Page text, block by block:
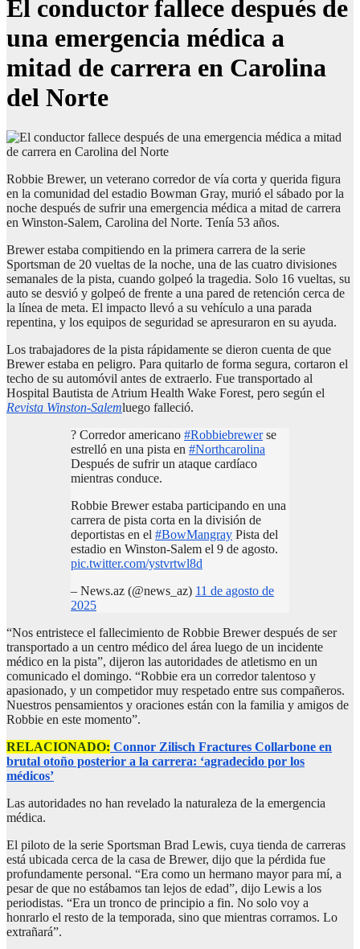
El conductor fallece después de
una emergencia médica a
mitad de carrera en Carolina
del Norte
Robbie Brewer, un veterano corredor de vía corta y querida figura
en la comunidad del estadio Bowman Gray, murió el sábado por la
noche después de sufrir una emergencia médica a mitad de carrera
en Winston-Salem, Carolina del Norte. Tenía 53 años.
Brewer estaba compitiendo en la primera carrera de la serie
Sportsman de 20 vueltas de la noche, una de las cuatro divisiones
semanales de la pista, cuando golpeó la tragedia. Solo 16 vueltas, su
auto se desvió y golpeó de frente a una pared de retención cerca de
la línea de meta. El impacto llevó a su vehículo a una parada
repentina, y los equipos de seguridad se apresuraron en su ayuda.
Los trabajadores de la pista rápidamente se dieron cuenta de que
Brewer estaba en peligro. Para quitarlo de forma segura, cortaron el
techo de su automóvil antes de extraerlo. Fue transportado al
Hospital Bautista de Atrium Health Wake Forest, pero según el
Revista Winston-Salemluego falleció.
? Corredor americano #Robbiebrewerse
estrelló en una pista en #Northcarolina
Después de sufrir un ataque cardíaco
mientras conduce.
Robbie Brewer estaba participando en una
carrera de pista corta en la división de
deportistas en el #BowMangray Pista del
estadio en Winston-Salem el 9 de agosto.
pic.twitter.com/ystvrtwl8d
– News.az (@news_az) 11 de agosto de
2025
“Nos entristece el fallecimiento de Robbie Brewer después de ser
transportado a un centro médico del área luego de un incidente
médico en la pista”, dijeron las autoridades de atletismo en un
comunicado el domingo. “Robbie era un corredor talentoso y
apasionado, y un competidor muy respetado entre sus compañeros.
Nuestros pensamientos y oraciones están con la familia y amigos de
Robbie en este momento”.
RELACIONADO: Connor Zilisch Fractures Collarbone en
brutal otoño posterior a la carrera: ‘agradecido por los
médicos’
Las autoridades no han revelado la naturaleza de la emergencia
médica.
El piloto de la serie Sportsman Brad Lewis, cuya tienda de carreras
está ubicada cerca de la casa de Brewer, dijo que la pérdida fue
profundamente personal. “Era como un hermano mayor para mí, a
pesar de que no estábamos tan lejos de edad”, dijo Lewis a los
periodistas. “Era un tronco de principio a fin. No solo voy a
honrarlo el resto de la temporada, sino que mientras corramos. Lo
extrañará”.